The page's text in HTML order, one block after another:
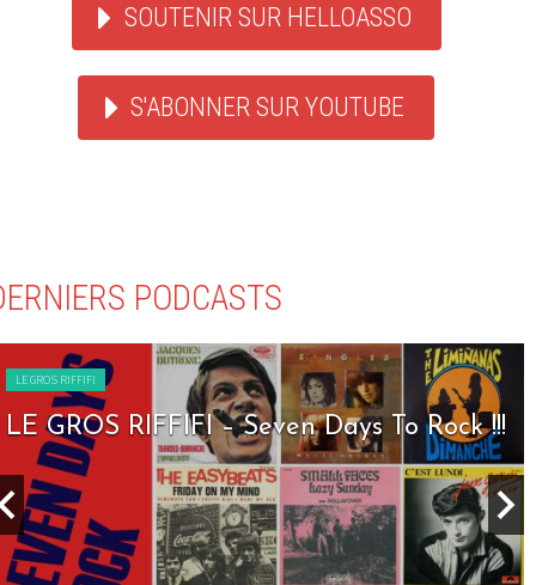
SOUTENIR SUR HELLOASSO
S'ABONNER SUR YOUTUBE
PODCASTS
LE GROS RIFFIFI
LE GROS RIFFIFI – Seven Days To Rock !!!